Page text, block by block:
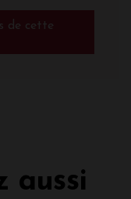
de cette
aussi